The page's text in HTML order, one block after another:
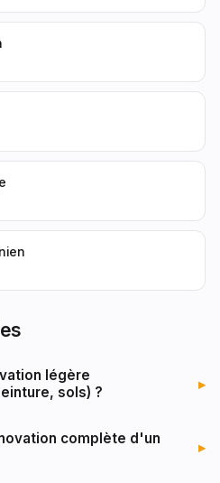
légère
sols) ?
▸
complète d'un
▸